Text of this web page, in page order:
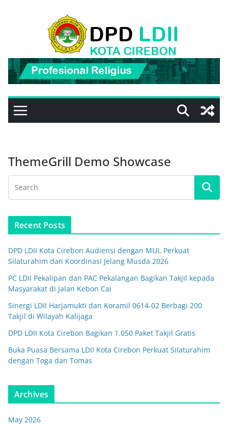
ThemeGrill Demo Showcase
Recent Posts
DPD LDII Kota Cirebon Audiensi dengan MUI, Perkuat
Silaturahim dan Koordinasi Jelang Musda 2026
PC LDII Pekalipan dan PAC Pekalangan Bagikan Takjil kepada
Masyarakat di Jalan Kebon Cai
Sinergi LDII Harjamukti dan Koramil 0614-02 Berbagi 200
Takjil di Wilayah Kalijaga
DPD LDII Kota Cirebon Bagikan 1.050 Paket Takjil Gratis
Buka Puasa Bersama LDII Kota Cirebon Perkuat Silaturahim
dengan Toga dan Tomas
Archives
May 2026